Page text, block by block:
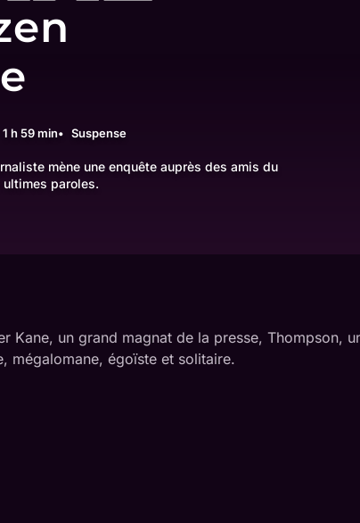
1 h 59 min Suspense
mène une enquête auprès des amis du
paroles.
Kane, un grand magnat de la presse,
mégalomane, égoïste et solitaire.